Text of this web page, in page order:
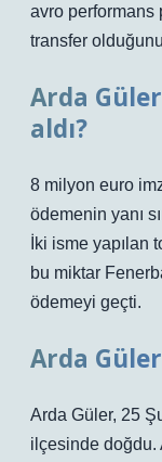
avro performans
transfer
Arda
aldı?
8 milyon euro
ödemenin yanı
İki isme yapılan
bu miktar
ödemeyi geçti.
Arda
Arda Güler, 25
ilçesinde doğdu.